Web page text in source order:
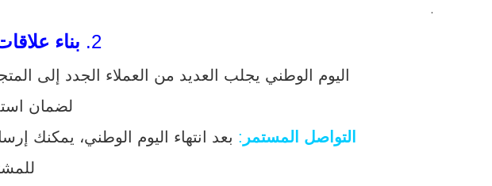
.
2. بناء
اليوم الوطني يجلب العديد من العملاء الجدد إلى
لضمان
التواصل المستمر : بعد انتهاء اليوم الوطني،